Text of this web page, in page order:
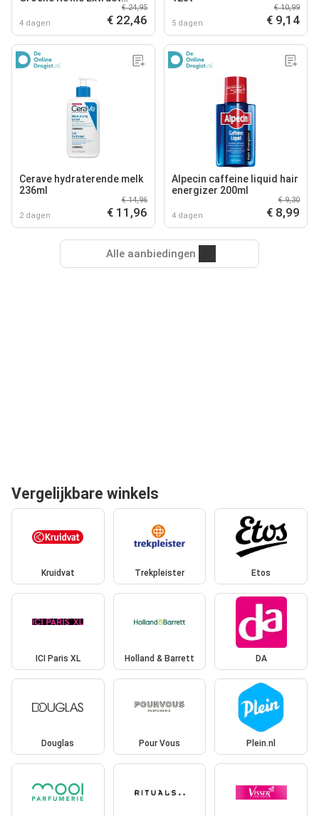
4 dagen
€ 24,95
€ 22,46 5 dagen
€ 10,99
€ 9,14
Cerave hydraterende melk
236ml
2 dagen
€ 14,96
€ 11,96
Alpecin caffeine liquid hair
energizer 200ml
4 dagen
€ 9,30
€ 8,99
Alle aanbiedingen
Vergelijkbare winkels
Kruidvat Trekpleister Etos
ICI Paris XL Holland & Barrett DA
Douglas Pour Vous Plein.nl